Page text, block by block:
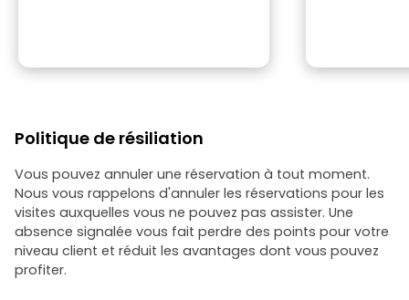
Politique de résiliation
Vous pouvez annuler une réservation à tout moment.
Nous vous rappelons d'annuler les réservations pour les
visites auxquelles vous ne pouvez pas assister. Une
absence signalée vous fait perdre des points pour votre
niveau client et réduit les avantages dont vous pouvez
profiter.